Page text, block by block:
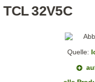
TCL 32V5C
Quelle: